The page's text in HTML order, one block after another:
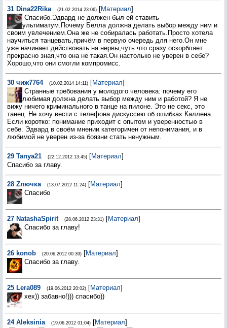
31 Dina22Rika (21.02.2014 23:06) [Материал]
Спасибо.Эдвард не должен был ей ставить
ультиматум.Почему Белла должна делать выбор между ним и
своим увлечением.Она же не собиралась работать.Просто хотела
научиться танцевать,причём в первую очередь для него.Он мне
уже начинает действовать на нервы,чуть что сразу оскорбляет
прекрасно зная,что она не такая.Он настолько не уверен в себе?
Хорошо,что они смогли компромисс.
30 чиж7764 (10.02.2014 14:11) [Материал]
Странные требования у молодого человека: почему его
любимая должна делать выбор между ним и работой? Я не
вижу ничего криминального в танце на пилоне. Это не секс, это
танец. Не хочу вести с телефона дискуссию об ошибках Каллена.
Если коротко: понимание приходит с опытом и уверенностью в
себе. Эдвард в своём мнении категоричен от непонимания, и в
любимой не уверен из-за боязни стать ненужным.
29 Tanya21 (22.12.2012 13:45) [Материал]
Спасибо за главу.
28 Zлючка (13.07.2012 11:24) [Материал]
Спасибо
27 NatashaSpirit (28.06.2012 23:31) [Материал]
Спасибо за главу!
26 konob (20.06.2012 00:39) [Материал]
Спасибо за главу.
25 Lera089 (19.06.2012 20:02) [Материал]
хех)) забавно!))) спасибо))
24 Aleksinia (19.06.2012 01:04) [Материал]